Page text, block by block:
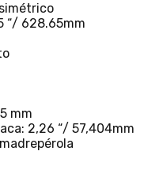
“/ 628.65mm
mm
2,26 “/ 57,404mm